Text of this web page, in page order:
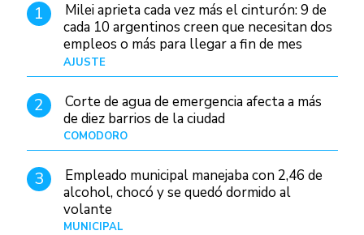
1
Milei aprieta cada vez más el cinturón: 9 de
cada 10 argentinos creen que necesitan dos
empleos o más para llegar a fin de mes
AJUSTE
2
Corte de agua de emergencia afecta a más
de diez barrios de la ciudad
COMODORO
3
Empleado municipal manejaba con 2,46 de
alcohol, chocó y se quedó dormido al
volante
MUNICIPAL